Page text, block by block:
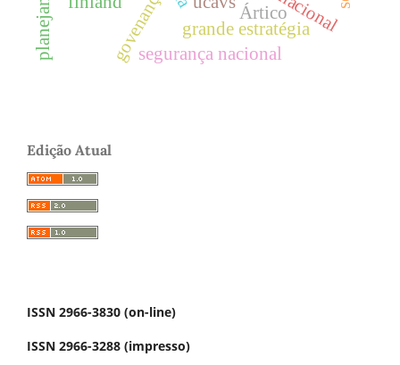
grande estratégia
govenançasegurança nacional
Ártico
Edição Atual
ISSN 2966-3830 (on-line)
ISSN 2966-3288 (impresso)